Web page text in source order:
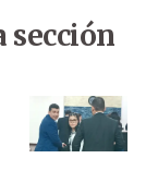
sección